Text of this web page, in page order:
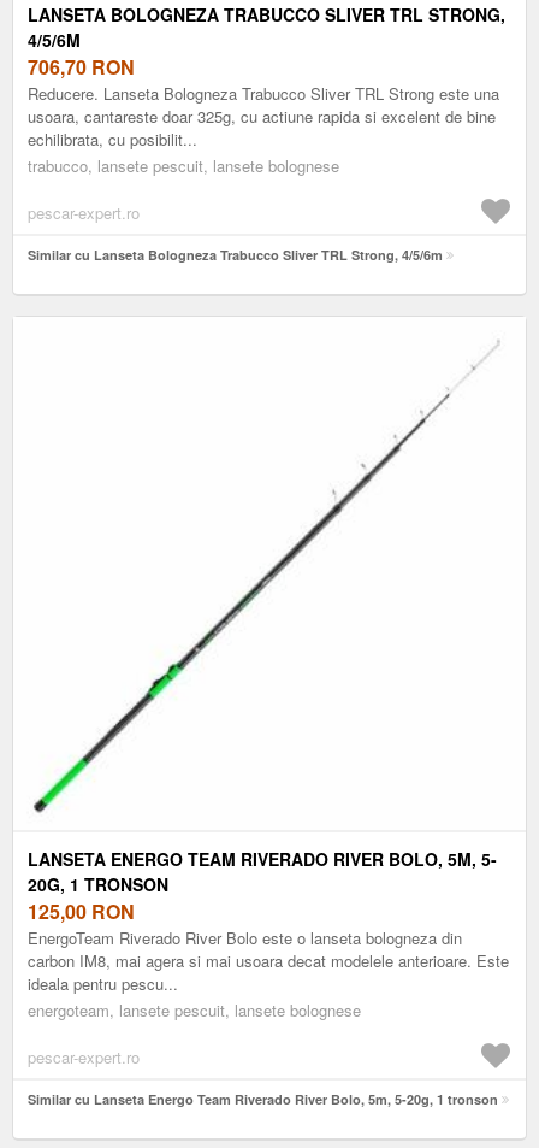
LANSETA BOLOGNEZA TRABUCCO SLIVER TRL STRONG,
4/5/6M
706,70 RON
Reducere. Lanseta Bologneza Trabucco Sliver TRL Strong este una
usoara, cantareste doar 325g, cu actiune rapida si excelent de bine
echilibrata, cu posibilit...
trabucco, lansete pescuit, lansete bolognese
pescar-expert.ro
Similar cu Lanseta Bologneza Trabucco Sliver TRL Strong, 4/5/6m
LANSETA ENERGO TEAM RIVERADO RIVER BOLO, 5M, 5-
20G, 1 TRONSON
125,00 RON
EnergoTeam Riverado River Bolo este o lanseta bologneza din
carbon IM8, mai agera si mai usoara decat modelele anterioare. Este
ideala pentru pescu...
energoteam, lansete pescuit, lansete bolognese
pescar-expert.ro
Similar cu Lanseta Energo Team Riverado River Bolo, 5m, 5-20g, 1 tronson